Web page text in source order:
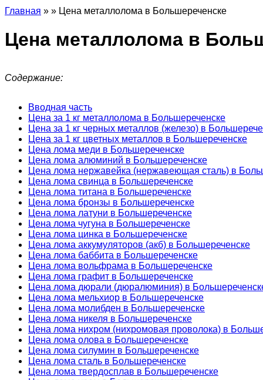
Главная » » Цена металлолома в Большереченске
Цена металлолома в
Содержание:
Вводная часть
Цена за 1 кг металлолома в Большереченске
Цена за 1 кг черных металлов (железо) в
Цена за 1 кг цветных металлов в Большереченске
Цена лома меди в Большереченске
Цена лома алюминий в Большереченске
Цена лома нержавейка (нержавеющая сталь) в
Цена лома свинца в Большереченске
Цена лома титана в Большереченске
Цена лома бронзы в Большереченске
Цена лома латуни в Большереченске
Цена лома чугуна в Большереченске
Цена лома цинка в Большереченске
Цена лома аккумуляторов (акб) в Большереченске
Цена лома баббита в Большереченске
Цена лома вольфрама в Большереченске
Цена лома графит в Большереченске
Цена лома дюрали (дюралюминия) в
Цена лома мельхиор в Большереченске
Цена лома молибден в Большереченске
Цена лома никеля в Большереченске
Цена лома нихром (нихромовая проволока) в
Цена лома олова в Большереченске
Цена лома силумин в Большереченске
Цена лома сталь в Большереченске
Цена лома твердосплав в Большереченске